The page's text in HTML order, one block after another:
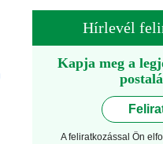
Hírlevél
Kapja meg a
A feliratkozással Ön